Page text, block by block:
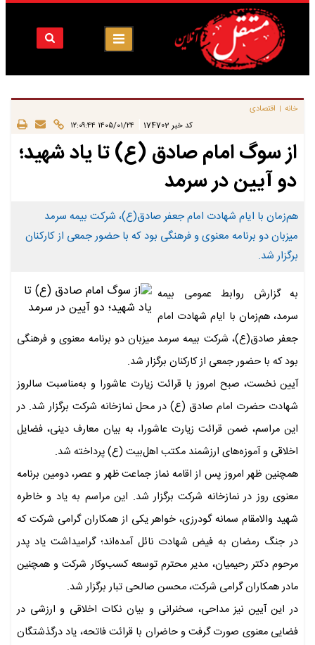
خانه | اقتصادی
کد خبر 174702 ۱۴۰۵/۰۱/۲۴ ۱۲:۰۹:۴۴
از سوگ امام صادق (ع) تا یاد شهید؛
دو آیین در سرمد
هم‌زمان با ایام شهادت امام جعفر صادق(ع)، شرکت بیمه سرمد
میزبان دو برنامه معنوی و فرهنگی بود که با حضور جمعی از کارکنان
برگزار شد.
به گزارش روابط عمومی بیمه
سرمد، هم‌زمان با ایام شهادت امام
جعفر صادق(ع)، شرکت بیمه سرمد میزبان دو برنامه معنوی و فرهنگی
بود که با حضور جمعی از کارکنان برگزار شد.
آیین نخست، صبح امروز با قرائت زیارت عاشورا و به‌مناسبت سالروز
شهادت حضرت امام صادق (ع) در محل نمازخانه شرکت برگزار شد. در
این مراسم، ضمن قرائت زیارت عاشورا، به بیان معارف دینی، فضایل
اخلاقی و آموزه‌های ارزشمند مکتب اهل‌بیت (ع) پرداخته شد.
همچنین ظهر امروز پس از اقامه نماز جماعت ظهر و عصر، دومین برنامه
معنوی روز در نمازخانه شرکت برگزار شد. این مراسم به یاد و خاطره
شهید والامقام سمانه گودرزی، خواهر یکی از همکاران گرامی شرکت که
در جنگ رمضان به فیض شهادت نائل آمده‌اند؛ گرامیداشت یاد پدر
مرحوم دکتر رحیمیان، مدیر محترم توسعه کسب‌وکار شرکت و همچنین
مادر همکاران گرامی شرکت، محسن صالحی تبار برگزار شد.
در این آیین نیز مداحی، سخنرانی و بیان نکات اخلاقی و ارزشی در
فضایی معنوی صورت گرفت و حاضران با قرائت فاتحه، یاد درگذشتگان